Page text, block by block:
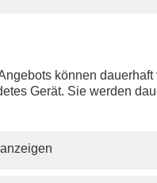
können
Gerät. Sie werden